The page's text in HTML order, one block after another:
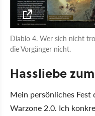
Diablo 4. Wer sich nicht
die Vorgänger nicht.
Hassliebe
Mein persönliches Fest
Warzone 2.0. Ich